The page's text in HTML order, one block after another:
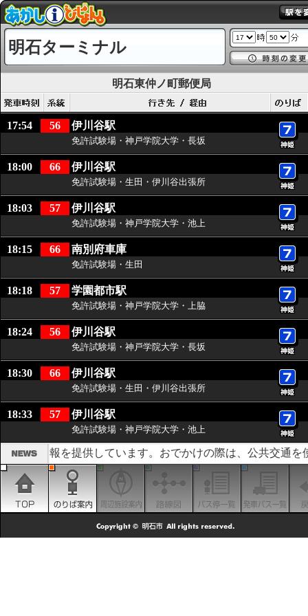
明石ターミナル
明石東仲ノ町郵便局
17:54 56 伊川谷駅
免許試験場・神戸学院大学・長坂
18:00 66 伊川谷駅
免許試験場・生田・伊川谷出張所
18:03 57 伊川谷駅
免許試験場・神戸学院大学・池上
18:15 66 南別府車庫
免許試験場・生田
18:18 57 学園都市駅
免許試験場・神戸学院大学・上脇
18:24 56 伊川谷駅
免許試験場・神戸学院大学・長坂
18:30 66 伊川谷駅
免許試験場・生田・伊川谷出張所
18:33 57 伊川谷駅
免許試験場・神戸学院大学・池上
継ぎ情報を提供しています。おでかけの際は、公共交通を